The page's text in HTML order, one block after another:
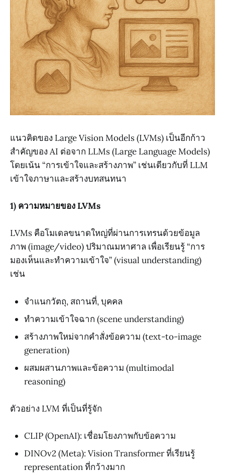
แนวคิดของ Large Vision Models (LVMs) เป็นอีกก้าว
สำคัญของ AI ต่อจาก LLMs (Large Language Models)
โดยเน้น “การเข้าใจและสร้างภาพ” เช่นเดียวกับที่ LLM
เข้าใจภาษาและสร้างบทสนทนา
1) ความหมายของ LVMs
LVMs คือโมเดลขนาดใหญ่ที่ผ่านการเทรนด้วยข้อมูล
ภาพ (image/video) ปริมาณมหาศาล เพื่อเรียนรู้ “การ
มองเห็นและทำความเข้าใจ” (visual understanding)
เช่น
จำแนกวัตถุ, สถานที่, บุคคล
ทำความเข้าใจฉาก (scene understanding)
สร้างภาพใหม่จากคำสั่งข้อความ (text-to-image
generation)
ผสมผสานภาพและข้อความ (multimodal
reasoning)
ตัวอย่าง LVM ที่เป็นที่รู้จัก
CLIP (OpenAI): เชื่อมโยงภาพกับข้อความ
DINOv2 (Meta): Vision Transformer ที่เรียนรู้
representation ที่กว้างมาก